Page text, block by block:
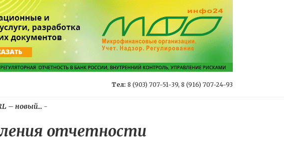
Тел: 8 (903) 707-51-39, 8 (916) 707-24-93
– новый...-
отчетности